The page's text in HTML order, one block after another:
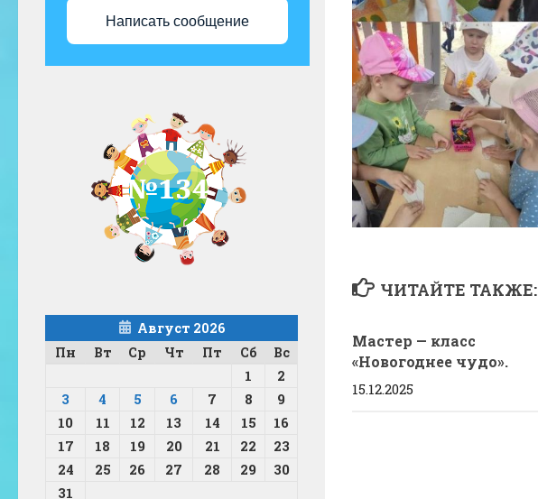
ЧИТАЙТЕ ТАКЖЕ:
Мастер — класс
«Новогоднее чудо».
15.12.2025
Написать сообщение
Август 2026
Пн
Вт Ср Чт Пт Сб Вс
1
2
3
4 5 6 7 8
9
10
11 12 13 14 15
16
17
18 19 20 21 22
23
24
25 26 27 28 29
30
31